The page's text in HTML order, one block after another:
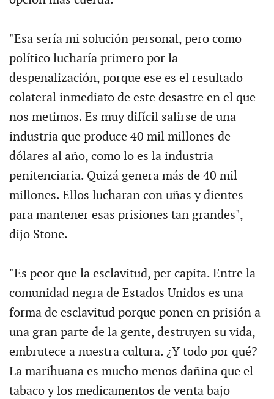
"Esa sería mi solución personal, pero como
político lucharía primero por la
despenalización, porque ese es el resultado
colateral inmediato de este desastre en el que
nos metimos. Es muy difícil salirse de una
industria que produce 40 mil millones de
dólares al año, como lo es la industria
penitenciaria. Quizá genera más de 40 mil
millones. Ellos lucharan con uñas y dientes
para mantener esas prisiones tan grandes",
dijo Stone.
"Es peor que la esclavitud, per capita. Entre la
comunidad negra de Estados Unidos es una
forma de esclavitud porque ponen en prisión a
una gran parte de la gente, destruyen su vida,
embrutece a nuestra cultura. ¿Y todo por qué?
La marihuana es mucho menos dañina que el
tabaco y los medicamentos de venta bajo